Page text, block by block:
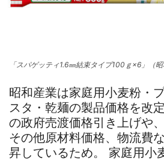
「スパゲッティ1.6㎜結束タイプ100ｇ×6」（昭
昭和産業は家庭用小麦粉・
スタ・乾麺の製品価格を改
の政府売渡価格引き上げや
その他原材料価格、物流費
昇しているため。 家庭用小